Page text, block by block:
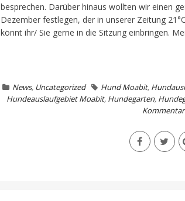
besprechen. Darüber hinaus wollten wir einen
Dezember festlegen, der in unserer Zeitung
könnt ihr/ Sie gerne in die Sitzung einbringen.
News, Uncategorized Hund Moabit,
Hundeauslaufgebiet Moabit, Hundegarten,